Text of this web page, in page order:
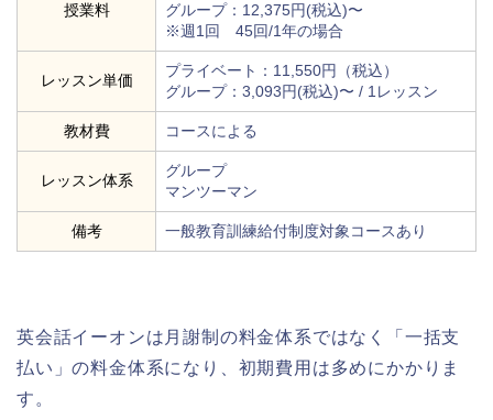
授業料
グループ：12,375円(税込)〜
※週1回 45回/1年の場合
レッスン単価
プライベート：11,550円（税込）
グループ：3,093円(税込)〜 / 1レッスン
教材費 コースによる
レッスン体系
グループ
マンツーマン
備考 一般教育訓練給付制度対象コースあり
英会話イーオンは月謝制の料金体系ではなく「一括支
払い」の料金体系になり、初期費用は多めにかかりま
す。